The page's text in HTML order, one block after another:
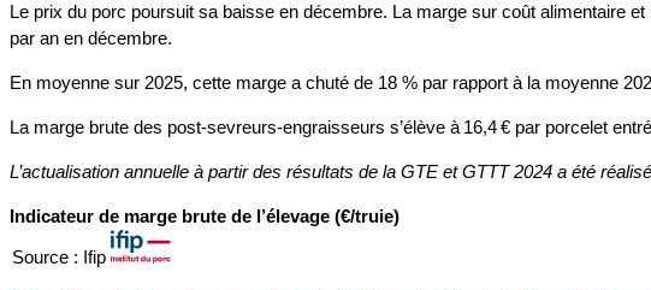
Le prix du porc poursuit sa baisse en décembre. La marge sur coût alimentaire
par an en décembre.
En moyenne sur 2025, cette marge a chuté de 18 % par rapport à la moyenne
La marge brute des post-sevreurs-engraisseurs s’élève à 16,4 € par porcelet
L’actualisation annuelle à partir des résultats de la GTE et GTTT 2024 a été
Indicateur de marge brute de l’élevage (€/truie)
Source : Ifip